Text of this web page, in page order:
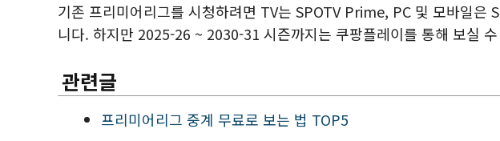
기존 프리미어리그를 시청하려면 TV는 SPOTV Prime, PC 및 모바일은
니다. 하지만 2025-26 ~ 2030-31 시즌까지는 쿠팡플레이를 통해 보실
관련글
프리미어리그 중계 무료로 보는 법 TOP5